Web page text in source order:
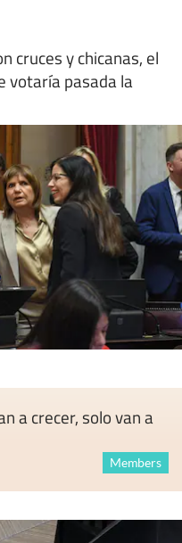
cruces y chicanas, el
votaría pasada la
a crecer, solo van a
Members